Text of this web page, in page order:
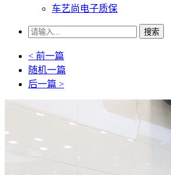
车艺尚电子质保
搜索
< 前一篇
随机一篇
后一篇 >